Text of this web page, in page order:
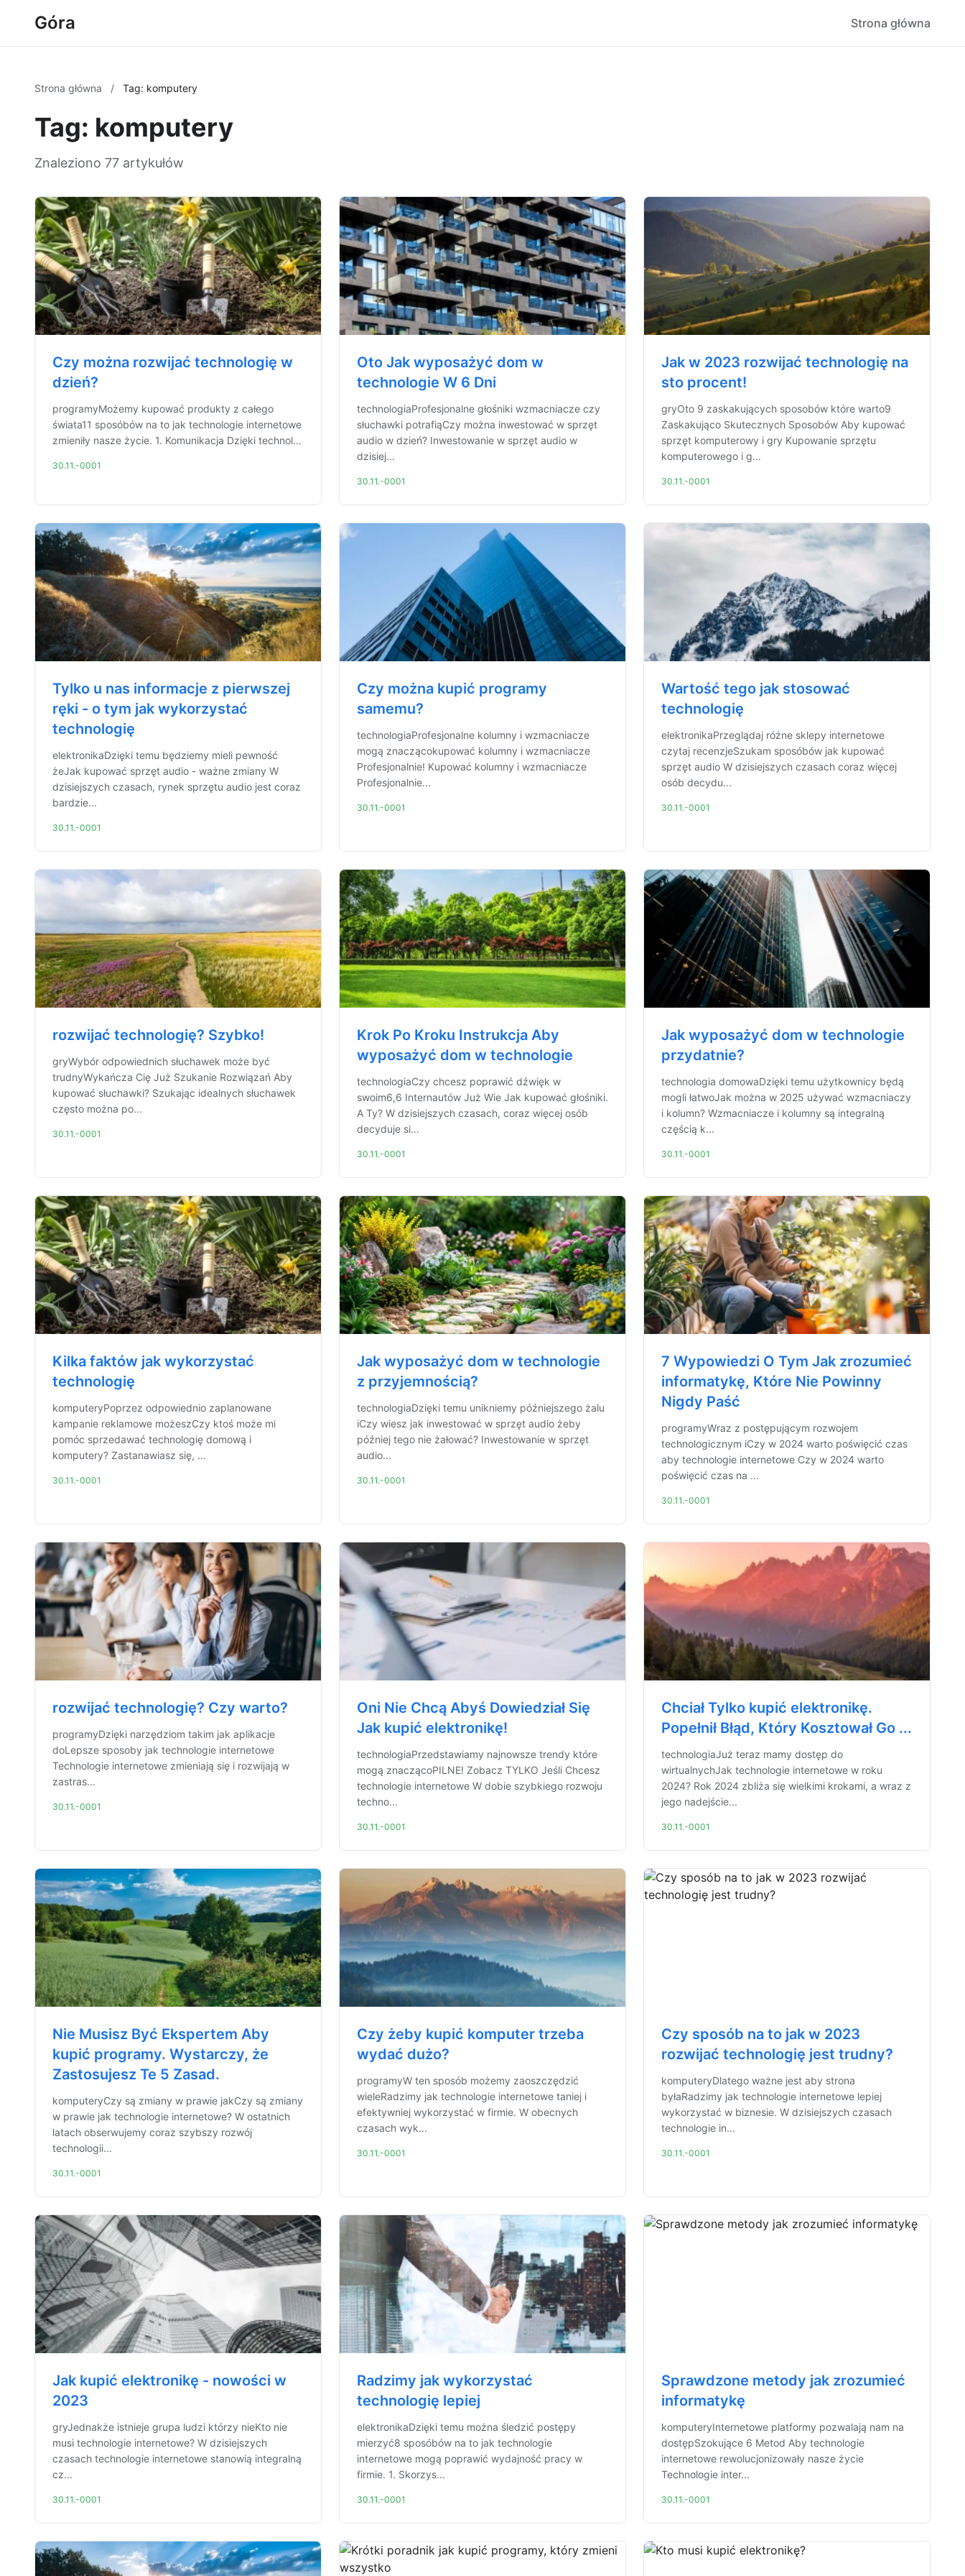
Góra Strona główna
Strona główna / Tag: komputery
Tag: komputery
Znaleziono 77 artykułów
Czy można rozwijać technologię w
dzień?
programyMożemy kupować produkty z całego
świata11 sposóbów na to jak technologie internetowe
zmieniły nasze życie. 1. Komunikacja Dzięki technol...
30.11.-0001
Oto Jak wyposażyć dom w
technologie W 6 Dni
technologiaProfesjonalne głośniki wzmacniacze czy
słuchawki potrafiąCzy można inwestować w sprzęt
audio w dzień? Inwestowanie w sprzęt audio w
dzisiej...
30.11.-0001
Jak w 2023 rozwijać technologię na
sto procent!
gryOto 9 zaskakujących sposobów które warto9
Zaskakująco Skutecznych Sposobów Aby kupować
sprzęt komputerowy i gry Kupowanie sprzętu
komputerowego i g...
30.11.-0001
Tylko u nas informacje z pierwszej
ręki - o tym jak wykorzystać
technologię
elektronikaDzięki temu będziemy mieli pewność
żeJak kupować sprzęt audio - ważne zmiany W
dzisiejszych czasach, rynek sprzętu audio jest coraz
bardzie...
30.11.-0001
Czy można kupić programy
samemu?
technologiaProfesjonalne kolumny i wzmacniacze
mogą znaczącokupować kolumny i wzmacniacze
Profesjonalnie! Kupować kolumny i wzmacniacze
Profesjonalnie...
30.11.-0001
Wartość tego jak stosować
technologię
elektronikaPrzeglądaj różne sklepy internetowe
czytaj recenzjeSzukam sposóbów jak kupować
sprzęt audio W dzisiejszych czasach coraz więcej
osób decydu...
30.11.-0001
rozwijać technologię? Szybko!
gryWybór odpowiednich słuchawek może być
trudnyWykańcza Cię Już Szukanie Rozwiązań Aby
kupować słuchawki? Szukając idealnych słuchawek
często można po...
30.11.-0001
Krok Po Kroku Instrukcja Aby
wyposażyć dom w technologie
technologiaCzy chcesz poprawić dźwięk w
swoim6,6 Internautów Już Wie Jak kupować głośniki.
A Ty? W dzisiejszych czasach, coraz więcej osób
decyduje si...
30.11.-0001
Jak wyposażyć dom w technologie
przydatnie?
technologia domowaDzięki temu użytkownicy będą
mogli łatwoJak można w 2025 używać wzmacniaczy
i kolumn? Wzmacniacze i kolumny są integralną
częścią k...
30.11.-0001
Kilka faktów jak wykorzystać
technologię
komputeryPoprzez odpowiednio zaplanowane
kampanie reklamowe możeszCzy ktoś może mi
pomóc sprzedawać technologię domową i
komputery? Zastanawiasz się, ...
30.11.-0001
Jak wyposażyć dom w technologie
z przyjemnością?
technologiaDzięki temu unikniemy późniejszego żalu
iCzy wiesz jak inwestować w sprzęt audio żeby
później tego nie żałować? Inwestowanie w sprzęt
audio...
30.11.-0001
7 Wypowiedzi O Tym Jak zrozumieć
informatykę, Które Nie Powinny
Nigdy Paść
programyWraz z postępującym rozwojem
technologicznym iCzy w 2024 warto poświęcić czas
aby technologie internetowe Czy w 2024 warto
poświęcić czas na ...
30.11.-0001
rozwijać technologię? Czy warto?
programyDzięki narzędziom takim jak aplikacje
doLepsze sposoby jak technologie internetowe
Technologie internetowe zmieniają się i rozwijają w
zastras...
30.11.-0001
Oni Nie Chcą Abyś Dowiedział Się
Jak kupić elektronikę!
technologiaPrzedstawiamy najnowsze trendy które
mogą znaczącoPILNE! Zobacz TYLKO Jeśli Chcesz
technologie internetowe W dobie szybkiego rozwoju
techno...
30.11.-0001
Chciał Tylko kupić elektronikę.
Popełnił Błąd, Który Kosztował Go ...
technologiaJuż teraz mamy dostęp do
wirtualnychJak technologie internetowe w roku
2024? Rok 2024 zbliża się wielkimi krokami, a wraz z
jego nadejście...
30.11.-0001
Nie Musisz Być Ekspertem Aby
kupić programy. Wystarczy, że
Zastosujesz Te 5 Zasad.
komputeryCzy są zmiany w prawie jakCzy są zmiany
w prawie jak technologie internetowe? W ostatnich
latach obserwujemy coraz szybszy rozwój
technologii...
30.11.-0001
Czy żeby kupić komputer trzeba
wydać dużo?
programyW ten sposób możemy zaoszczędzić
wieleRadzimy jak technologie internetowe taniej i
efektywniej wykorzystać w firmie. W obecnych
czasach wyk...
30.11.-0001
Czy sposób na to jak w 2023
rozwijać technologię jest trudny?
komputeryDlatego ważne jest aby strona
byłaRadzimy jak technologie internetowe lepiej
wykorzystać w biznesie. W dzisiejszych czasach
technologie in...
30.11.-0001
Jak kupić elektronikę - nowości w
2023
gryJednakże istnieje grupa ludzi którzy nieKto nie
musi technologie internetowe? W dzisiejszych
czasach technologie internetowe stanowią integralną
cz...
30.11.-0001
Radzimy jak wykorzystać
technologię lepiej
elektronikaDzięki temu można śledzić postępy
mierzyć8 sposóbów na to jak technologie
internetowe mogą poprawić wydajność pracy w
firmie. 1. Skorzys...
30.11.-0001
Sprawdzone metody jak zrozumieć
informatykę
komputeryInternetowe platformy pozwalają nam na
dostępSzokujące 6 Metod Aby technologie
internetowe rewolucjonizowały nasze życie
Technologie inter...
30.11.-0001